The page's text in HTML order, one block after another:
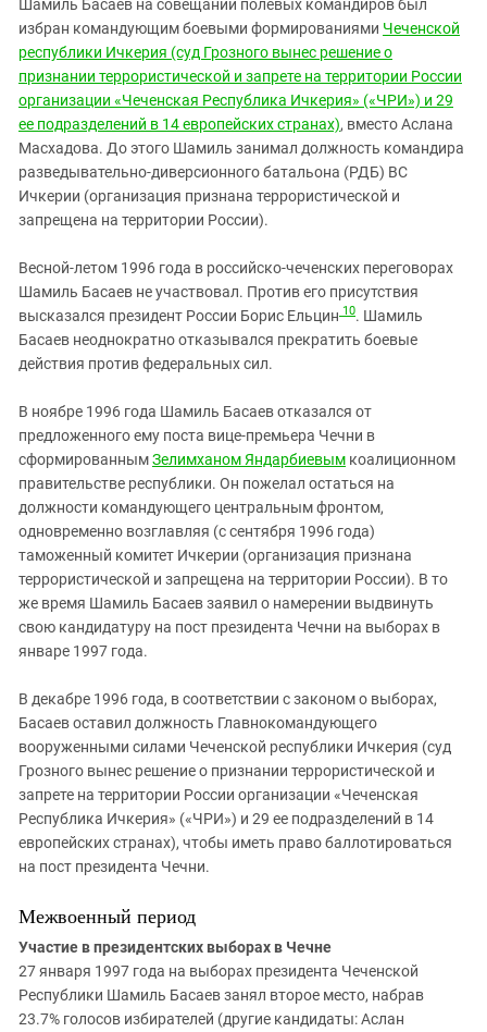
Шамиль Басаев на совещании полевых командиров был
избран командующим боевыми формированиями Чеченской
республики Ичкерия (суд Грозного вынес решение о
признании террористической и запрете на территории России
организации «Чеченская Республика Ичкерия» («ЧРИ») и 29
ее подразделений в 14 европейских странах), вместо Аслана
Масхадова. До этого Шамиль занимал должность командира
разведывательно-диверсионного батальона (РДБ) ВС
Ичкерии (организация признана террористической и
запрещена на территории России).
Весной-летом 1996 года в российско-чеченских переговорах
Шамиль Басаев не участвовал. Против его присутствия
высказался президент России Борис Ельцин 10. Шамиль
Басаев неоднократно отказывался прекратить боевые
действия против федеральных сил.
В ноябре 1996 года Шамиль Басаев отказался от
предложенного ему поста вице-премьера Чечни в
сформированнымЗелимханом Яндарбиевым коалиционном
правительстве республики. Он пожелал остаться на
должности командующего центральным фронтом,
одновременно возглавляя (с сентября 1996 года)
таможенный комитет Ичкерии (организация признана
террористической и запрещена на территории России). В то
же время Шамиль Басаев заявил о намерении выдвинуть
свою кандидатуру на пост президента Чечни на выборах в
январе 1997 года.
В декабре 1996 года, в соответствии с законом о выборах,
Басаев оставил должность Главнокомандующего
вооруженными силами Чеченской республики Ичкерия (суд
Грозного вынес решение о признании террористической и
запрете на территории России организации «Чеченская
Республика Ичкерия» («ЧРИ») и 29 ее подразделений в 14
европейских странах), чтобы иметь право баллотироваться
на пост президента Чечни.
Межвоенный период
Участие в президентских выборах в Чечне
27 января 1997 года на выборах президента Чеченской
Республики Шамиль Басаев занял второе место, набрав
23.7% голосов избирателей (другие кандидаты: Аслан